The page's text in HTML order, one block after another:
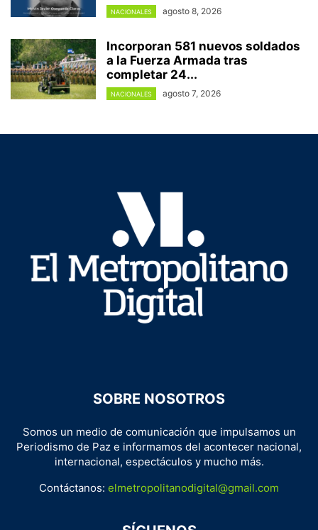
NACIONALES agosto 8, 2026
Incorporan 581 nuevos soldados
a la Fuerza Armada tras
completar 24...
NACIONALES agosto 7, 2026
SOBRE NOSOTROS
Somos un medio de comunicación que impulsamos un
Periodismo de Paz e informamos del acontecer nacional,
internacional, espectáculos y mucho más.
Contáctanos: elmetropolitanodigital@gmail.com